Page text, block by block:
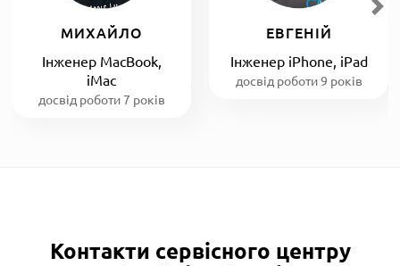
МИХАЙЛО
Інженер MacBook,
iMac
досвід роботи 7 років
ЕВГЕНІЙ
Інженер iPhone, iPad
досвід роботи 9 років
Контакти сервісного центру